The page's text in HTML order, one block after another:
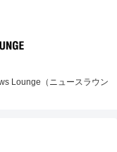
Lounge（ニュースラウン